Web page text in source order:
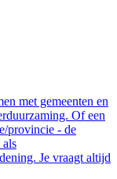
met gemeenten en
Of een
provincie - de
Je vraagt altijd